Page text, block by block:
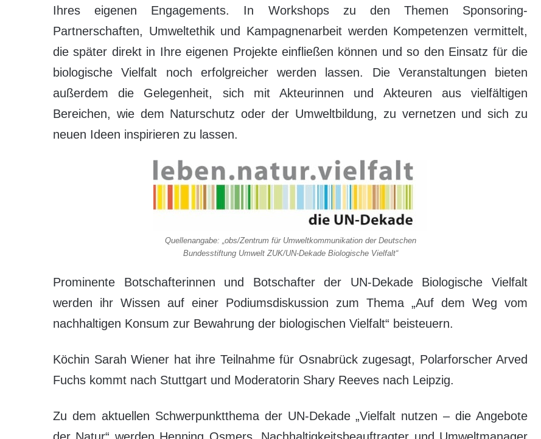
Ihres eigenen Engagements. In Workshops zu den Themen Sponsoring-
Partnerschaften, Umweltethik und Kampagnenarbeit werden Kompetenzen vermittelt,
die später direkt in Ihre eigenen Projekte einfließen können und so den Einsatz für die
biologische Vielfalt noch erfolgreicher werden lassen. Die Veranstaltungen bieten
außerdem die Gelegenheit, sich mit Akteurinnen und Akteuren aus vielfältigen
Bereichen, wie dem Naturschutz oder der Umweltbildung, zu vernetzen und sich zu
neuen Ideen inspirieren zu lassen.
Quellenangabe: „obs/Zentrum für Umweltkommunikation der Deutschen
Bundesstiftung Umwelt ZUK/UN-Dekade Biologische Vielfalt“
Prominente Botschafterinnen und Botschafter der UN-Dekade Biologische Vielfalt
werden ihr Wissen auf einer Podiumsdiskussion zum Thema „Auf dem Weg vom
nachhaltigen Konsum zur Bewahrung der biologischen Vielfalt“ beisteuern.
Köchin Sarah Wiener hat ihre Teilnahme für Osnabrück zugesagt, Polarforscher Arved
Fuchs kommt nach Stuttgart und Moderatorin Shary Reeves nach Leipzig.
Zu dem aktuellen Schwerpunktthema der UN-Dekade „Vielfalt nutzen – die Angebote
der Natur“ werden Henning Osmers, Nachhaltigkeitsbeauftragter und Umweltmanager